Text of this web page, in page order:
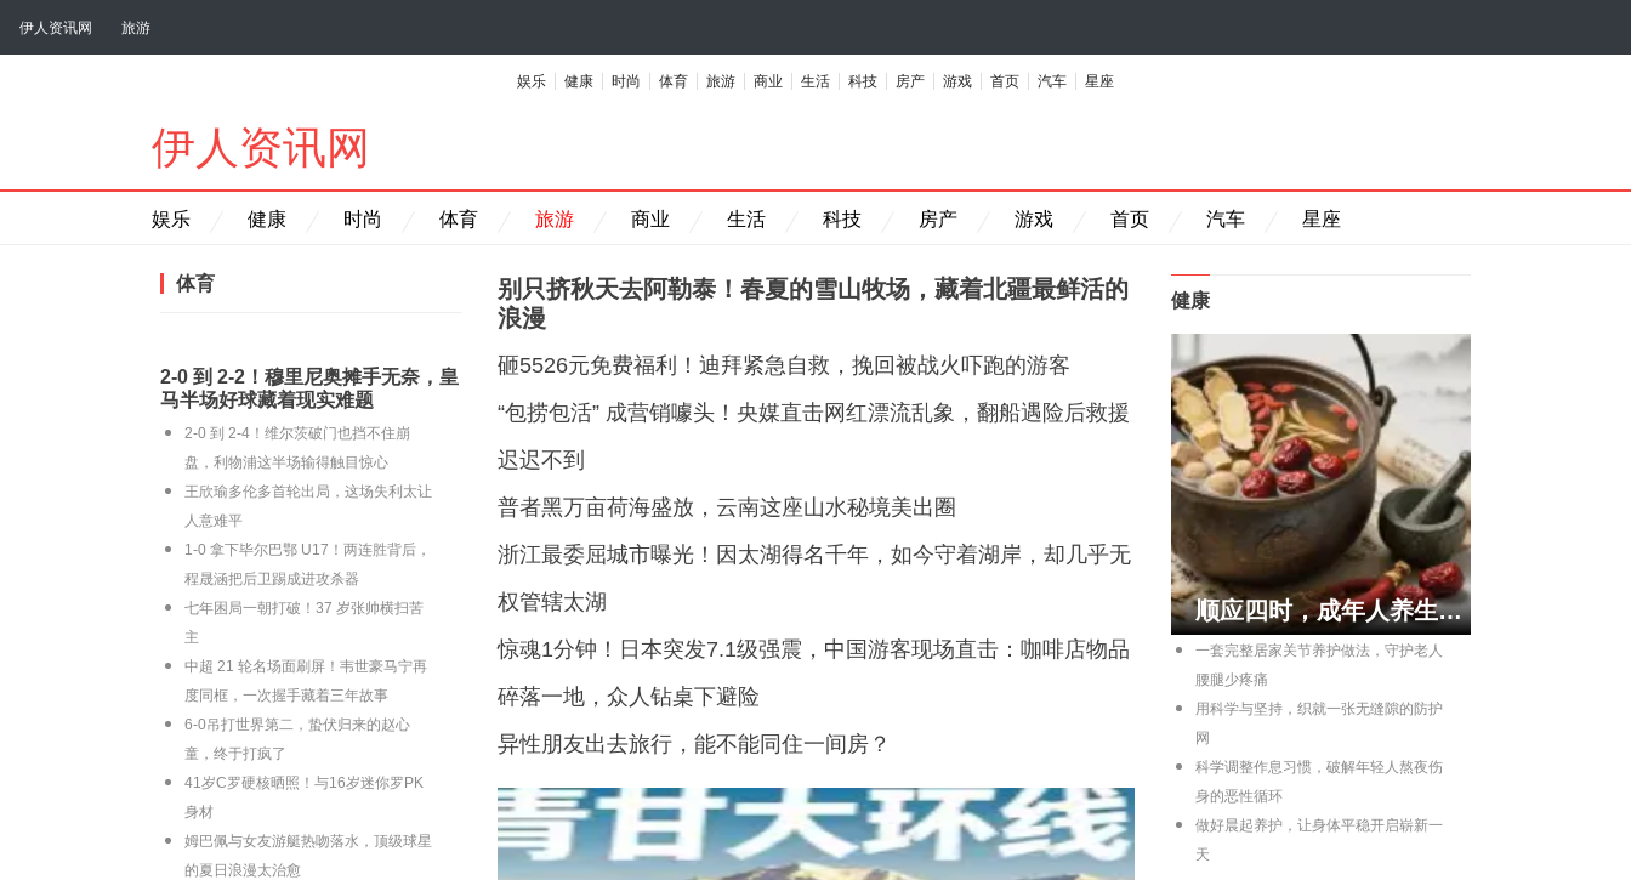
伊人资讯网 旅游
娱乐 健康 时尚 体育 旅游 商业 生活 科技 房产 游戏 首页 汽车 星座
伊人资讯网
娱乐 健康 时尚 体育 旅游 商业 生活 科技 房产 游戏 首页 汽车 星座
体育
2‑0 到 2‑2！穆里尼奥摊手无奈，皇
马半场好球藏着现实难题
2‑0 到 2‑4！维尔茨破门也挡不住崩
盘，利物浦这半场输得触目惊心
王欣瑜多伦多首轮出局，这场失利太让
人意难平
1‑0 拿下毕尔巴鄂 U17！两连胜背后，
程晟涵把后卫踢成进攻杀器
七年困局一朝打破！37 岁张帅横扫苦
主
中超 21 轮名场面刷屏！韦世豪马宁再
度同框，一次握手藏着三年故事
6-0吊打世界第二，蛰伏归来的赵心
童，终于打疯了
41岁C罗硬核晒照！与16岁迷你罗PK
身材
姆巴佩与女友游艇热吻落水，顶级球星
的夏日浪漫太治愈
别只挤秋天去阿勒泰！春夏的雪山牧场，藏着北疆最鲜活的
浪漫
砸5526元免费福利！迪拜紧急自救，挽回被战火吓跑的游客
“包捞包活” 成营销噱头！央媒直击网红漂流乱象，翻船遇险后救援
迟迟不到
普者黑万亩荷海盛放，云南这座山水秘境美出圈
浙江最委屈城市曝光！因太湖得名千年，如今守着湖岸，却几乎无
权管辖太湖
惊魂1分钟！日本突发7.1级强震，中国游客现场直击：咖啡店物品
碎落一地，众人钻桌下避险
异性朋友出去旅行，能不能同住一间房？
健康
顺应四时，成年人养生的自然法则
一套完整居家关节养护做法，守护老人
腰腿少疼痛
用科学与坚持，织就一张无缝隙的防护
网
科学调整作息习惯，破解年轻人熬夜伤
身的恶性循环
做好晨起养护，让身体平稳开启崭新一
天